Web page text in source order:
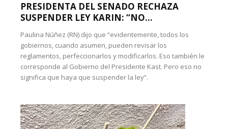
PRESIDENTA DEL SENADO RECHAZA
SUSPENDER LEY KARIN: “NO...
Paulina Núñez (RN) dijo que “evidentemente, todos los
gobiernos, cuando asumen, pueden revisar los
reglamentos, perfeccionarlos y modificarlos. Eso también le
corresponde al Gobierno del Presidente Kast. Pero eso no
significa que haya que suspender la ley”.